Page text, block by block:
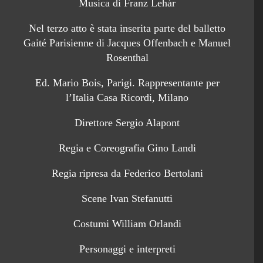
Musica di Franz Lehár
Nel terzo atto è stata inserita parte del balletto
Gaité Parisienne di Jacques Offenbach e Manuel
Rosenthal
Ed. Mario Bois, Parigi. Rappresentante per
l’Italia Casa Ricordi, Milano
Direttore Sergio Alapont
Regia e Coreografia Gino Landi
Regia ripresa da Federico Bertolani
Scene Ivan Stefanutti
Costumi William Orlandi
Personaggi e interpreti